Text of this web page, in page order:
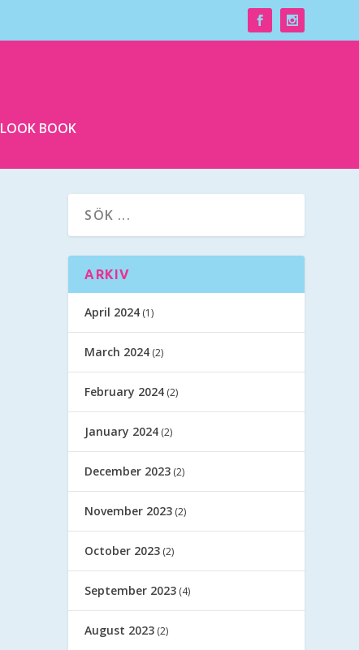
LOOK BOOK
ARKIV
April 2024 (1)
March 2024 (2)
February 2024 (2)
January 2024 (2)
December 2023 (2)
November 2023 (2)
October 2023 (2)
September 2023 (4)
August 2023 (2)